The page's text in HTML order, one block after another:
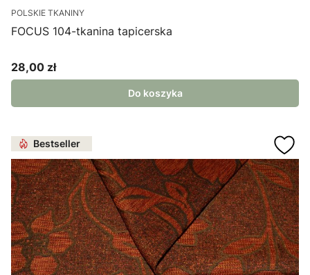
POLSKIE TKANINY
FOCUS 104-tkanina tapicerska
Cena
28,00 zł
Do koszyka
Bestseller